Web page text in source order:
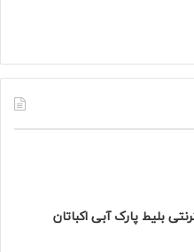
بلیط پارک آبی اکباتان